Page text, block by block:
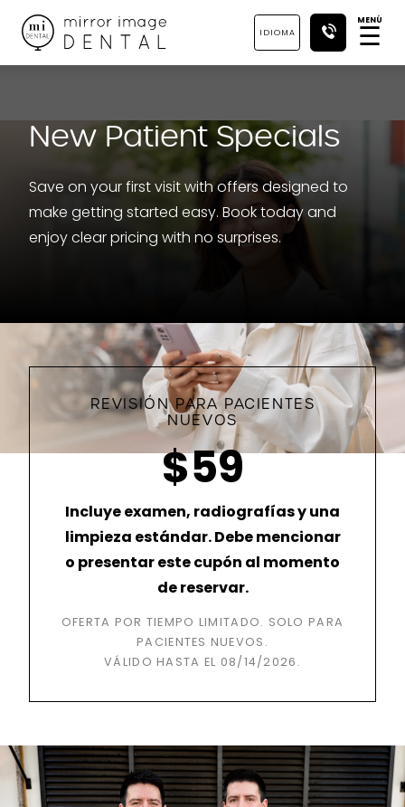
IDIOMA
MENÚ
☰
New Patient Specials
Save on your first visit with offers designed to
make getting started easy. Book today and
enjoy clear pricing with no surprises.
REVISIÓN PARA PACIENTES
NUEVOS
$59
Incluye examen, radiografías y una
limpieza estándar. Debe mencionar
o presentar este cupón al momento
de reservar.
OFERTA POR TIEMPO LIMITADO. SOLO PARA
PACIENTES NUEVOS.
VÁLIDO HASTA EL 08/14/2026 .